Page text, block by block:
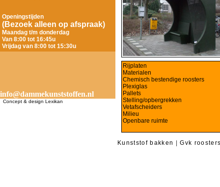
Openingstijden
(Bezoek alleen op afspraak)
Maandag t/m donderdag
Van 8:00 tot 16:45u
Vrijdag van 8:00 tot 15:30u
info@dammekunststoffen.nl
Rijplaten
Materialen
Chemisch bestendige roosters
Plexiglas
Pallets
Stelling/opbergrekken
Vetafscheiders
Milieu
Openbare ruimte
Kunststof bakken |Gvk
Concept & design Lexikan